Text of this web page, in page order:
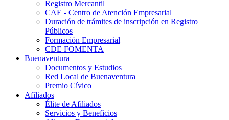
Registro Mercantil
CAE - Centro de Atención Empresarial
Duración de trámites de inscripción en Registro
Públicos
Formación Empresarial
CDE FOMENTA
Buenaventura
Documentos y Estudios
Red Local de Buenaventura
Premio Cívico
Afiliados
Élite de Afiliados
Servicios y Beneficios